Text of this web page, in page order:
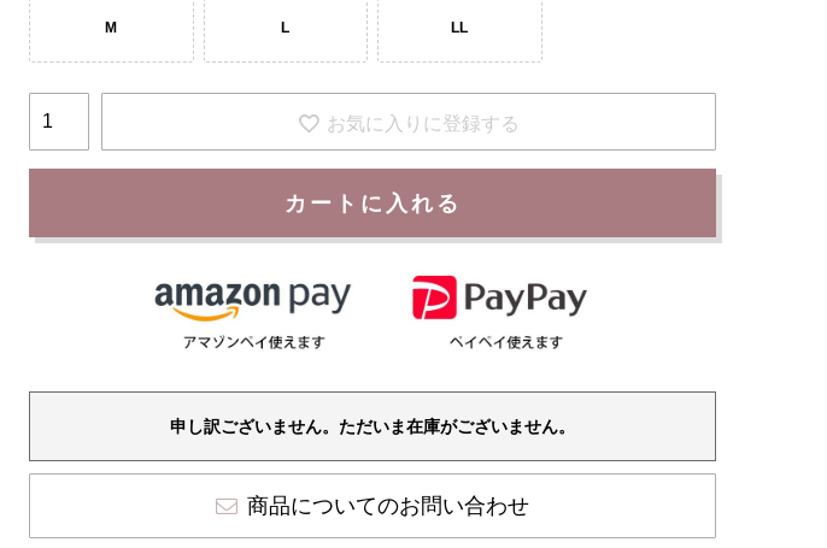
M L LL
お気に入りに登録する
カートに入れる
申し訳ございません。ただいま在庫がございません。
商品についてのお問い合わせ